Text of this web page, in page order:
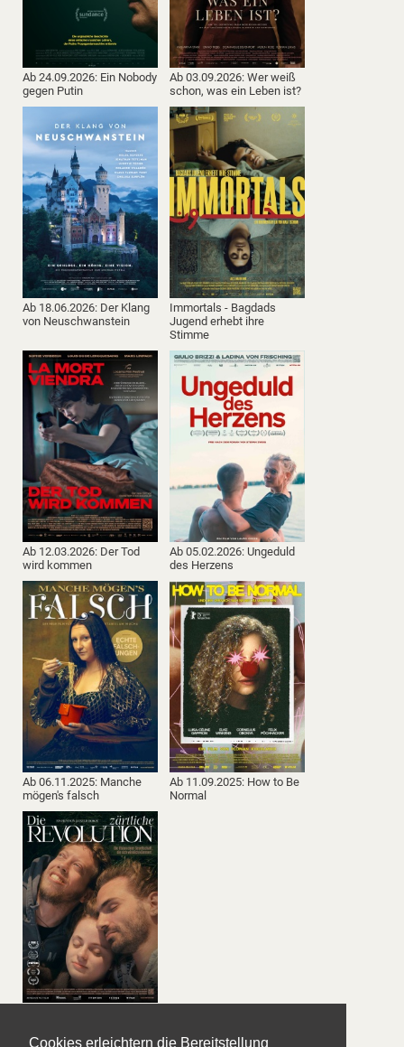
Cookies erleichtern die Bereitstellung
Ab 24.09.2026: Ein Nobody
gegen Putin
Ab 03.09.2026: Wer weiß
schon, was ein Leben ist?
Ab 18.06.2026: Der Klang
von Neuschwanstein
Immortals - Bagdads
Jugend erhebt ihre
Stimme
Ab 12.03.2026: Der Tod
wird kommen
Ab 05.02.2026: Ungeduld
des Herzens
Ab 06.11.2025: Manche
mögen's falsch
Ab 11.09.2025: How to Be
Normal